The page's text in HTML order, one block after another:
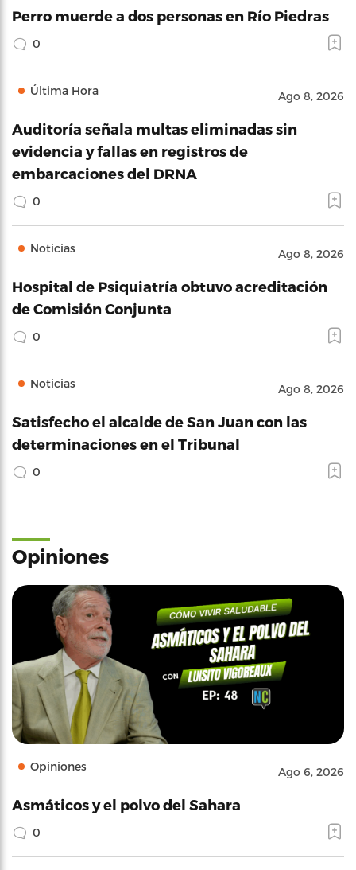
Perro muerde a dos personas en Río Piedras
0
Última Hora Ago 8, 2026
Auditoría señala multas eliminadas sin
evidencia y fallas en registros de
embarcaciones del DRNA
0
Noticias Ago 8, 2026
Hospital de Psiquiatría obtuvo acreditación
de Comisión Conjunta
0
Noticias Ago 8, 2026
Satisfecho el alcalde de San Juan con las
determinaciones en el Tribunal
0
Opiniones
Opiniones Ago 6, 2026
Asmáticos y el polvo del Sahara
0